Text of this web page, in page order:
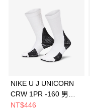
3 期 0 利率 每期
合作金庫商業銀行
華南商業銀行
上海商業儲蓄銀行
Apple Pay
全盈+PAY
NIKE U J UNICORN
CRW 1PR -160 男女
中統襪 FZ3393100
NT$446